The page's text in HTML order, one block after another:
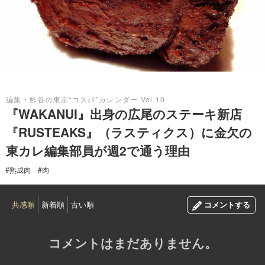
編集・鮓谷の東京“コスパ”カレンダー Vol.10
『WAKANUI』出身の広尾のステーキ新店
『RUSTEAKS』（ラスティクス）に金欠の
東カレ編集部員が週2で通う理由
#熟成肉 #肉
共感順 新着順 古い順 コメントする
コメントはまだありません。